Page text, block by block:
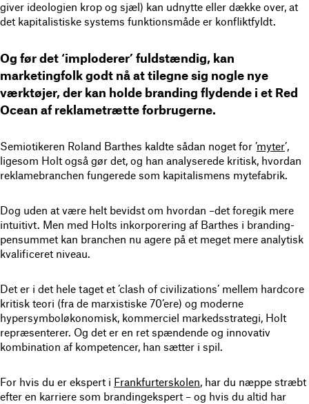
giver ideologien krop og sjæl) kan udnytte eller dække over, at
det kapitalistiske systems funktionsmåde er konfliktfyldt.
Og før det ‘imploderer’ fuldstændig, kan
marketingfolk godt nå at tilegne sig nogle nye
værktøjer, der kan holde branding flydende i et Red
Ocean af reklametrætte forbrugerne.
Semiotikeren Roland Barthes kaldte sådan noget for ’myter’,
ligesom Holt også gør det, og han analyserede kritisk, hvordan
reklamebranchen fungerede som kapitalismens mytefabrik.
Dog uden at være helt bevidst om hvordan –det foregik mere
intuitivt. Men med Holts inkorporering af Barthes i branding-
pensummet kan branchen nu agere på et meget mere analytisk
kvalificeret niveau.
Det er i det hele taget et ’clash of civilizations’ mellem hardcore
kritisk teori (fra de marxistiske 70’ere) og moderne
hypersymboløkonomisk, kommerciel markedsstrategi, Holt
repræsenterer. Og det er en ret spændende og innovativ
kombination af kompetencer, han sætter i spil.
For hvis du er ekspert i Frankfurterskolen, har du næppe stræbt
efter en karriere som brandingekspert – og hvis du altid har